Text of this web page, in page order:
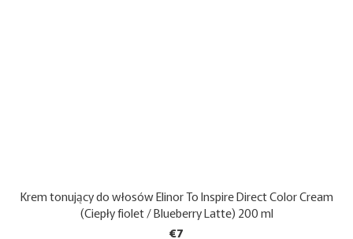
Krem tonujący do włosów Elinor To Inspire Direct Color Cream
(Ciepły fiolet / Blueberry Latte) 200 ml
€7